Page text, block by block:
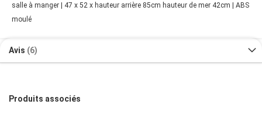
salle à manger | 47 x 52 x hauteur arrière 85cm hauteur de mer 42cm | ABS
moulé
Avis 6
Produits associés